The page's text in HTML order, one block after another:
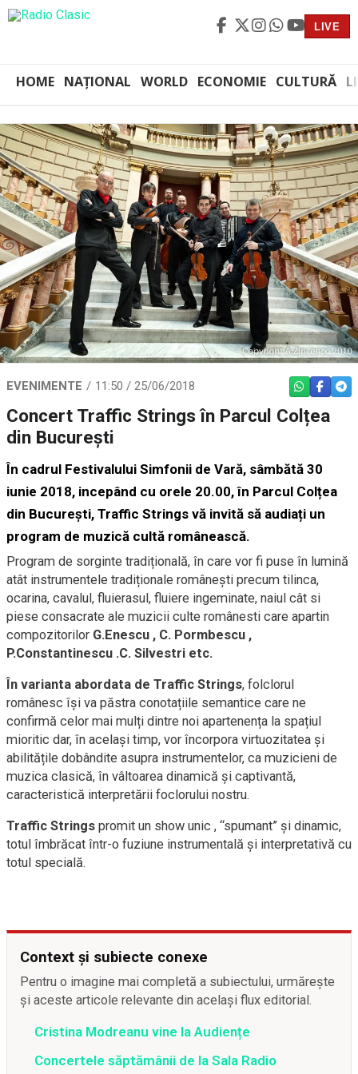
LIVE
HOME NAȚIONAL WORLD ECONOMIE CULTURĂ
EVENIMENTE 11:50 / 25/06/2018 WHATSAPP
Concert Traffic Strings în Parcul Colțea
din București
În cadrul Festivalului Simfonii de Vară, sâmbătă 30
iunie 2018, incepând cu orele 20.00, în Parcul Colțea
din București, Traffic Strings vă invită să audiați un
program de muzică cultă românească.
Program de sorginte tradițională, în care vor fi puse în lumină
atât instrumentele tradiționale românești precum tilinca,
ocarina, cavalul, fluierasul, fluiere ingeminate, naiul cât si
piese consacrate ale muzicii culte românesti care apartin
compozitorilor G.Enescu , C. Pormbescu ,
P.Constantinescu .C. Silvestri etc.
În varianta abordata de Traffic Strings, folclorul
românesc își va păstra conotațiile semantice care ne
confirmă celor mai mulți dintre noi apartenența la spațiul
mioritic dar, în același timp, vor încorpora virtuozitatea și
abilitățile dobândite asupra instrumentelor, ca muzicieni de
muzica clasică, în vâltoarea dinamică și captivantă,
caracteristică interpretării foclorului nostru.
Traffic Strings promit un show unic , “spumant” și dinamic,
totul îmbrăcat într-o fuziune instrumentală și interpretativă cu
totul specială.
Context și subiecte conexe
Pentru o imagine mai completă a subiectului, urmărește
și aceste articole relevante din același flux editorial.
Cristina Modreanu vine la Audiențe
Concertele săptămânii de la Sala Radio